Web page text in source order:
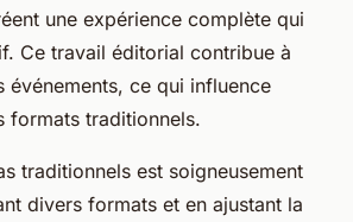
une expérience complète qui
Ce travail éditorial contribue à
ce qui influence
formats traditionnels.
traditionnels est soigneusement
divers formats et en ajustant la